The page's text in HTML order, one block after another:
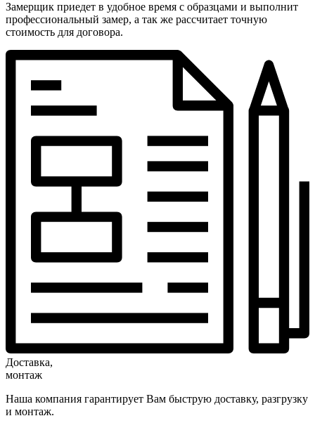
Замерщик приедет в удобное время с образцами и выполнит
профессиональный замер, а так же рассчитает точную
стоимость для договора.
Доставка,
монтаж
Наша компания гарантирует Вам быструю доставку, разгрузку
и монтаж.